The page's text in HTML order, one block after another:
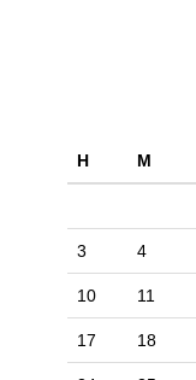
H M
3 4
10 11
17 18